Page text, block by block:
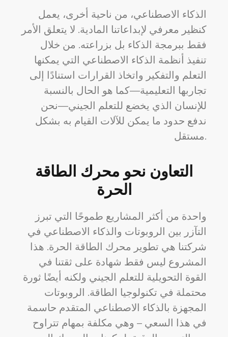
الذكاء الاصطناعي، من ناحية أخرى، يعمل
كنظير معرفي لإبداعاتنا المادية. لا يتعلق الأمر
فقط ببرمجة الذكاء بل بزراعته. من خلال
تنفيذ أنظمة الذكاء الاصطناعي التي يمكنها
التعلم والتفكير واتخاذ القرارات استنادًا إلى
تجاربها التعليمية—كما هو الحال بالنسبة
للإنسان الذي يخضع للتعلم الجيني—نحن
ندفع حدود ما يمكن للآلات القيام به بشكل
مستقل.
التعاون نحو محرك الطاقة
الحرة
واحدة من أكثر المشاريع طموحًا التي تبرز
التآزر بين الروبوتات والذكاء الاصطناعي في
شركتنا هي تطوير محرك الطاقة الحرة. هذا
المشروع ليس فقط شهادة على ثقتنا في
القوة التحويلية للتعلم الجيني ولكنه أيضًا ثورة
محتملة في تكنولوجيا الطاقة. الروبوتات
المجهزة بالذكاء الاصطناعي المتقدم حاسمة
في هذا السعي – وهي مكلفة بمهام تتراوح